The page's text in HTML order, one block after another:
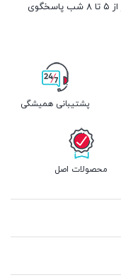
از شنبه تا پنجشنبه ، از ۹ صبح تا ۱۲ و نیم و عصر از ۵ تا ۸ شب پاسخگوی
پشتیبانی همیشگی
محصولات اصل